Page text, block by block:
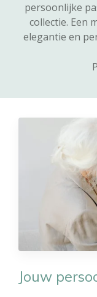
persoonlijke
collectie. Een
elegantie en
Jouw